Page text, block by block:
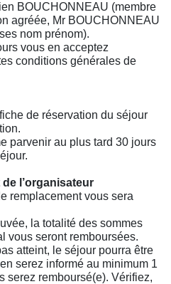
BOUCHONNEAU (membre
agréée, Mr BOUCHONNEAU
nom prénom).
vous en acceptez
conditions générales de
de réservation du séjour
parvenir au plus tard 30 jours
l’organisateur
remplacement vous sera
la totalité des sommes
vous seront remboursées.
atteint, le séjour pourra être
serez informé au minimum 1
serez remboursé(e). Vérifiez,